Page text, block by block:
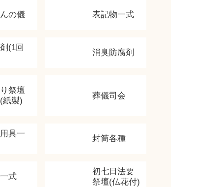
の儀 表記物一式
(1回
消臭防腐剤
祭壇
紙製)
葬儀司会
具一
封筒各種
式
初七日法要
祭壇(仏花付)